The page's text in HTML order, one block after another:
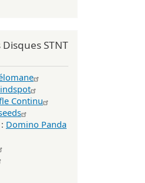
STNT
Continu
: Domino Panda